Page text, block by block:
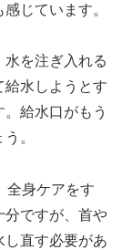
じています。
水を注ぎ入れる
給水しようとす
給水口がもう
。
全身ケアをす
分ですが、首や
し直す必要があ